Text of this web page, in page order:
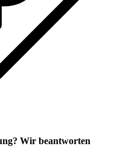
Wir beantworten